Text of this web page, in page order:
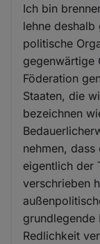
Ich bin
lehne
politische
gegenwärtige
Föderation
Staaten, die
bezeichnen
nehmen,
eigentlich der
verschrieben
grundlegende
Redlichkeit